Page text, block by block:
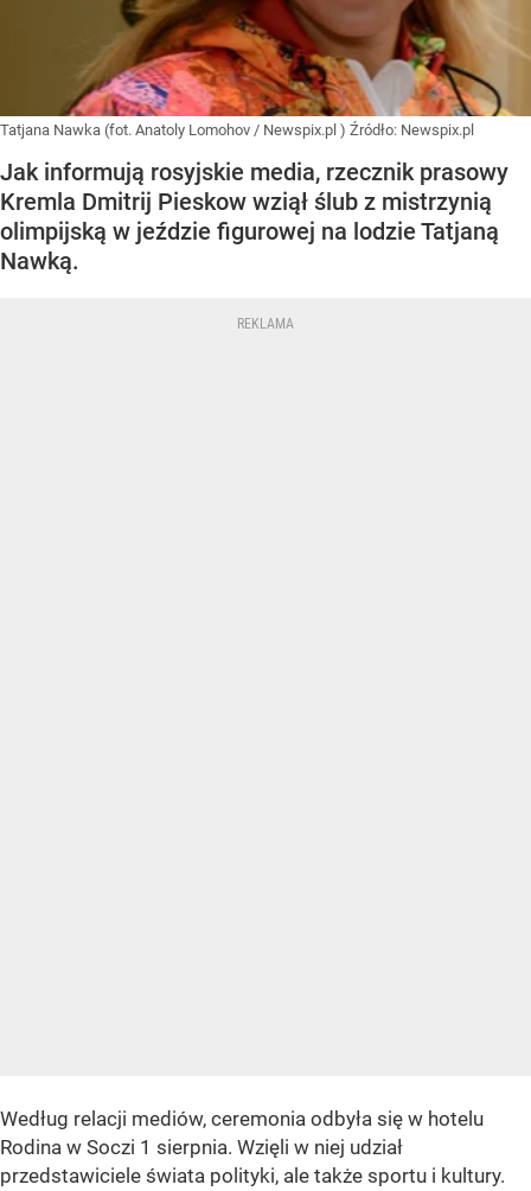
Tatjana Nawka (fot. Anatoly Lomohov / Newspix.pl ) Źródło: Newspix.pl
Jak informują rosyjskie media, rzecznik prasowy
Kremla Dmitrij Pieskow wziął ślub z mistrzynią
olimpijską w jeździe figurowej na lodzie Tatjaną
Nawką.
Według relacji mediów, ceremonia odbyła się w hotelu
Rodina w Soczi 1 sierpnia. Wzięli w niej udział
przedstawiciele świata polityki, ale także sportu i kultury.